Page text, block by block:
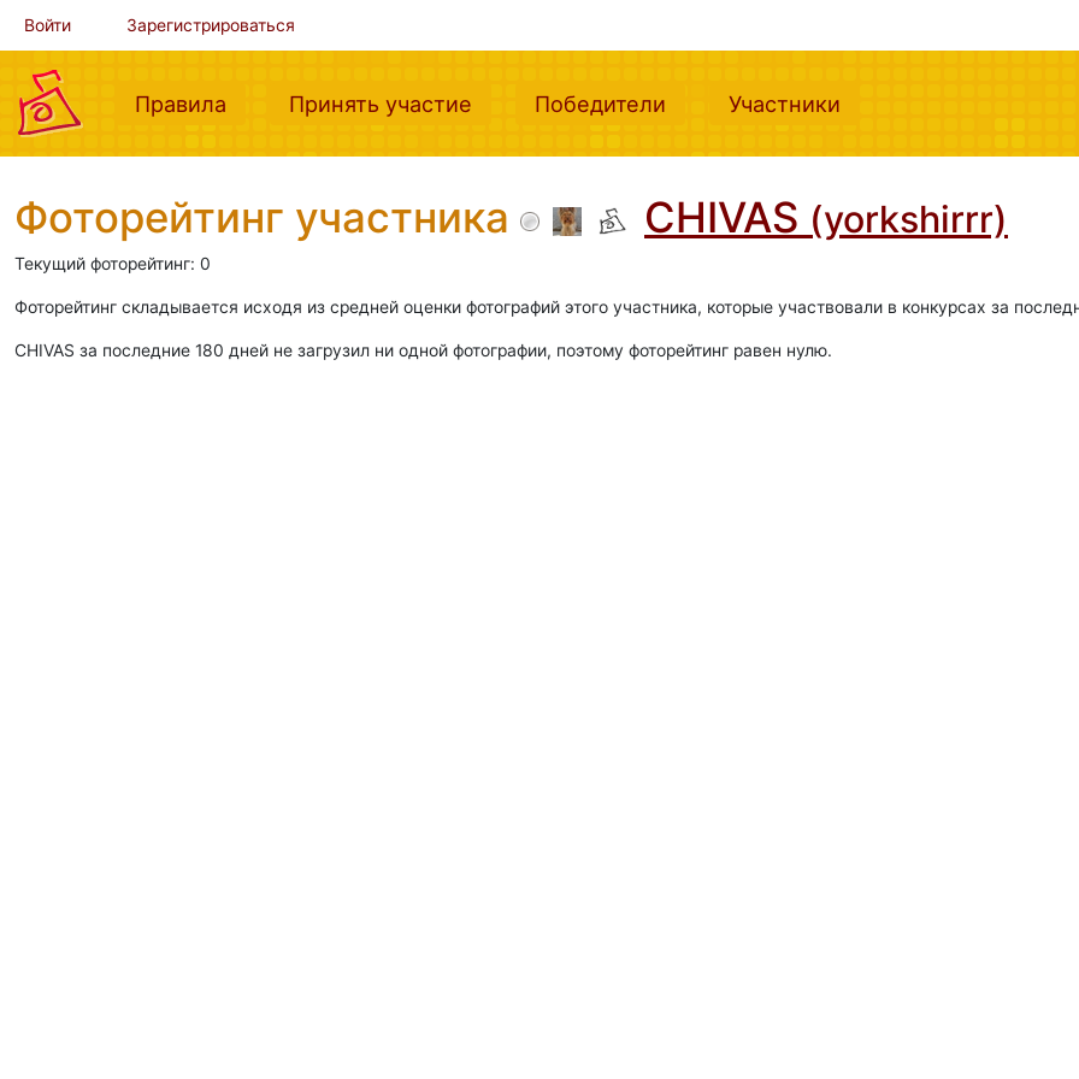
Войти Зарегистрироваться
Правила (current)Принять участие (current)Победители (current)Участники
Фоторейтинг участника CHIVAS (yorkshirrr)
Текущий фоторейтинг: 0
Фоторейтинг складывается исходя из средней оценки фотографий этого участника, которые участвовали в конкурсах за
CHIVAS за последние 180 дней не загрузил ни одной фотографии, поэтому фоторейтинг равен нулю.